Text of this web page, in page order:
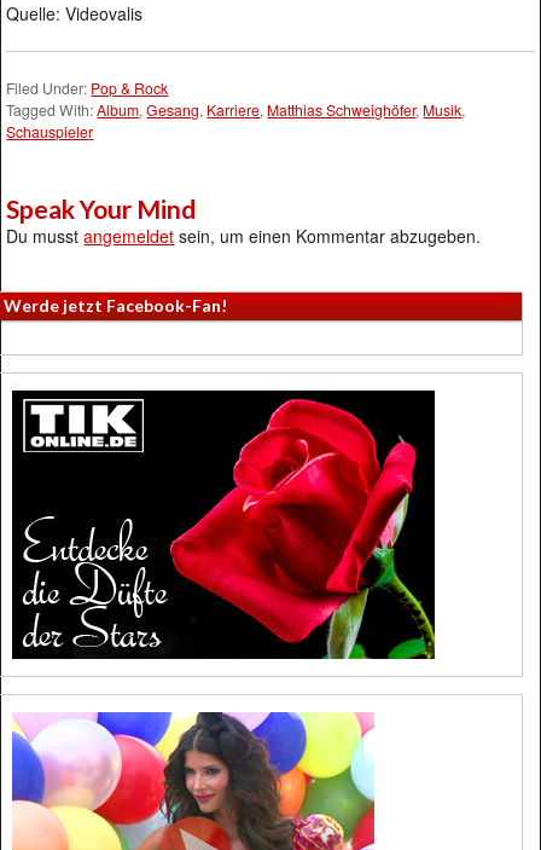
Quelle: Videovalis
Filed Under: Pop & Rock
Tagged With:Album,Gesang, Karriere, Matthias Schweighöfer, Musik,
Schauspieler
Speak Your Mind
Du musstangemeldet sein, um einen Kommentar abzugeben.
Werde jetzt Facebook-Fan!